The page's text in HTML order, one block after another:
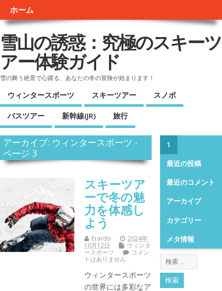
ホーム
雪山の誘惑：究極のスキーツ
アー体験ガイド
雪の舞う絶景で心躍る、あなたの冬の冒険が始まります！
ウィンタースポーツ スキーツアー スノボ
バスツアー 新幹線(JR) 旅行
アーカイブ: ウィンタースポーツ -
ページ 3
スキーツア
ーで冬の魅
力を体感し
よう
Erardo
2024年
10月12日
ウィンタ
ースポーツ
コメン
トはありません
ウィンタースポーツ
の世界には多彩なア
1
最近の投稿
最近のコメント
アーカイブ
カテゴリー
メタ情報